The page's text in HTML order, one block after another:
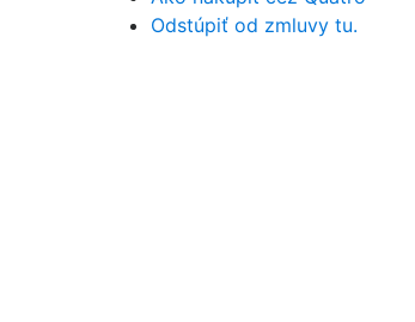
Odstúpiť od zmluvy tu.